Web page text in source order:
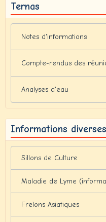
Ternas
Notes d'informations
Compte-rendus des
Analyses d'eau
Informations diverses
Sillons de Culture
Maladie de Lyme
Frelons Asiatiques